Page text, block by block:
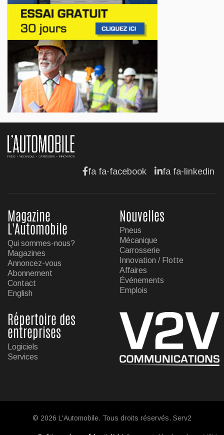
Lotus célèbre l'arrivée de ses Eletre au
Canada
Jul 13, 2026
AFFAIRES
Maserati se recherche un partenaire
Jul 12, 2026
AFFAIRES
Hyundai dévoile sa nouvelle Elantra
Jul 11, 2026
fa fa-facebook fa fa-linkedin
Magazine
L'Automobile
Qui sommes-nous?
Magazines
Annoncez-vous
Abonnement
Contact
English
Nouvelles
Pneus
Mécanique
Carrosserie
Innovation / Flotte
Affaires
Événements
Emplois
Répertoire des
entreprises
Logiciels
Services
© 2026 L'Automobile. Tous droits réservés. Serv2